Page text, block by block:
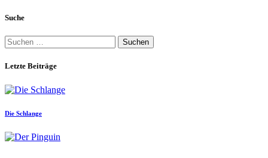
Suche
Suchen
nach:
Letzte Beiträge
Die Schlange